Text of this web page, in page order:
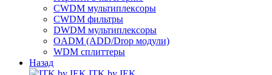
CWDM мультиплексоры
CWDM фильтры
DWDM мультиплексоры
OADM (ADD/Drop модули)
WDM сплиттеры
Назад